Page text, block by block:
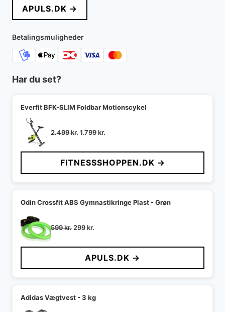
APULS.DK →
Betalingsmuligheder
Har du set?
Everfit BFK-SLIM Foldbar Motionscykel
2.499kr.Den
pris
var:
2.499 kr..
1.799kr.
pris
er:
1.799 kr..
FITNESSSHOPPEN.DK →
Odin Crossfit ABS Gymnastikringe Plast - Grøn
599kr. Den
pris
599 kr..
299kr.
pris
er:
299 kr..
APULS.DK →
Adidas Vægtvest - 3 kg